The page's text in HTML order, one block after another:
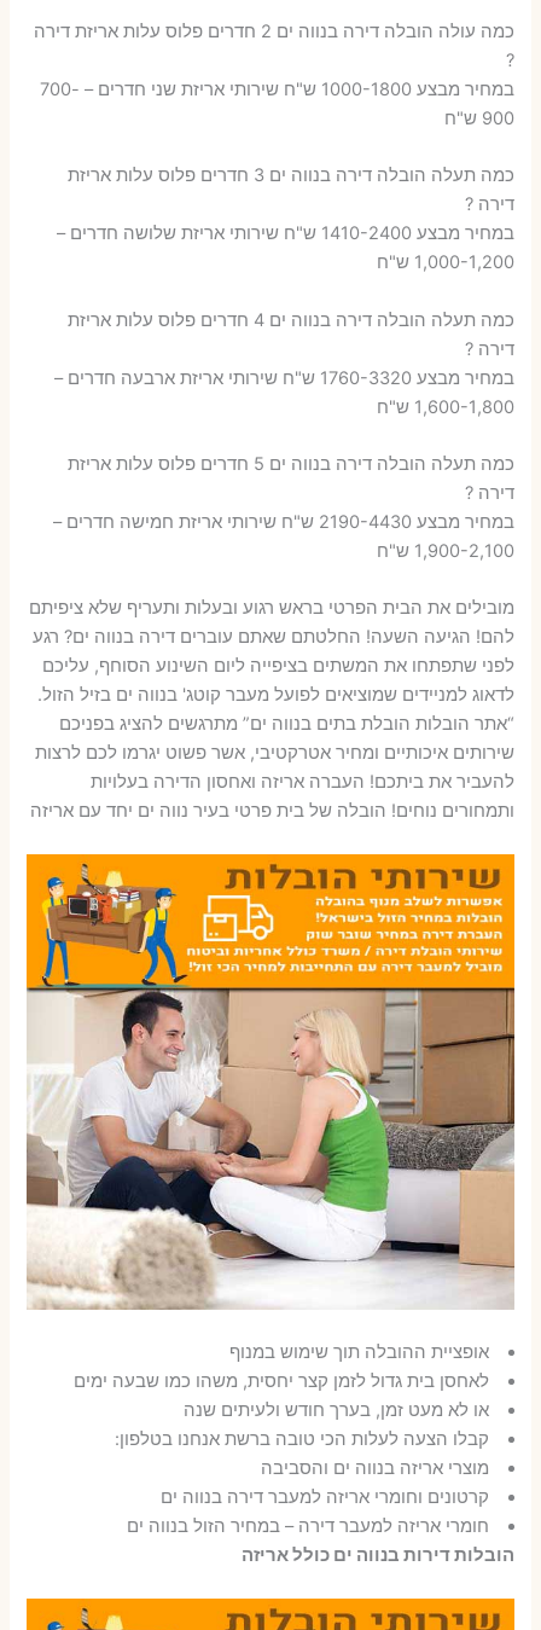
כמה עולה הובלה דירה בנווה ים 2 חדרים פלוס עלות אריזת דירה
?
במחיר מבצע 1000-1800 ש"ח שירותי אריזת שני חדרים – 700-
900 ש"ח
כמה תעלה הובלה דירה בנווה ים 3 חדרים פלוס עלות אריזת
דירה ?
במחיר מבצע 1410-2400 ש"ח שירותי אריזת שלושה חדרים –
1,000-1,200 ש"ח
כמה תעלה הובלה דירה בנווה ים 4 חדרים פלוס עלות אריזת
דירה ?
במחיר מבצע 1760-3320 ש"ח שירותי אריזת ארבעה חדרים –
1,600-1,800 ש"ח
כמה תעלה הובלה דירה בנווה ים 5 חדרים פלוס עלות אריזת
דירה ?
במחיר מבצע 2190-4430 ש"ח שירותי אריזת חמישה חדרים –
1,900-2,100 ש"ח
מובילים את הבית הפרטי בראש רגוע ובעלות ותעריף שלא ציפיתם
להם! הגיעה השעה! החלטתם שאתם עוברים דירה בנווה ים? רגע
לפני שתפתחו את המשתים בציפייה ליום השינוע הסוחף, עליכם
לדאוג למניידים שמוציאים לפועל מעבר קוטג' בנווה ים בזיל הזול.
“אתר הובלות הובלת בתים בנווה ים” מתרגשים להציג בפניכם
שירותים איכותיים ומחיר אטרקטיבי, אשר פשוט יגרמו לכם לרצות
להעביר את ביתכם! העברה אריזה ואחסון הדירה בעלויות
ותמחורים נוחים! הובלה של בית פרטי בעיר נווה ים יחד עם אריזה
אופציית ההובלה תוך שימוש במנוף
לאחסן בית גדול לזמן קצר יחסית, משהו כמו שבעה ימים
או לא מעט זמן, בערך חודש ולעיתים שנה
קבלו הצעה לעלות הכי טובה ברשת אנחנו בטלפון:
מוצרי אריזה בנווה ים והסביבה
קרטונים וחומרי אריזה למעבר דירה בנווה ים
חומרי אריזה למעבר דירה – במחיר הזול בנווה ים
הובלות דירות בנווה ים כולל אריזה